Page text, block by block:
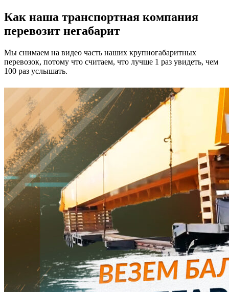
Как наша транспортная компания
перевозит негабарит
Мы снимаем на видео часть наших крупногабаритных
перевозок, потому что считаем, что лучше 1 раз увидеть, чем
100 раз услышать.